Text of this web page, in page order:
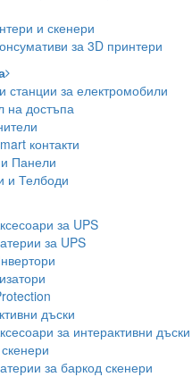
и скенери
за 3D принтери
станции за електромобили
на достъпа
контакти
Панели
и Телбоди
за UPS
за UPS
дъски
за интерактивни дъски
за баркод скенери